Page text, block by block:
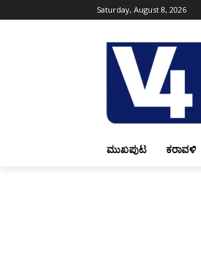
Saturday, August 8, 2026
ಮುಖಪುಟ ಕರಾವಳಿ